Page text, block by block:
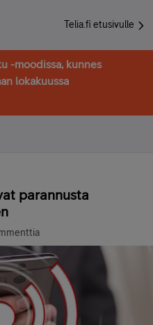
Telia.fi etusivulle
-moodissa, kunnes
lokakuussa
parannusta